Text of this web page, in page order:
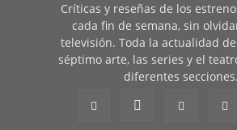
Críticas y reseñas de los
cada fin de semana, sin
televisión. Toda la actualidad
séptimo arte, las series y el
diferentes secciones.